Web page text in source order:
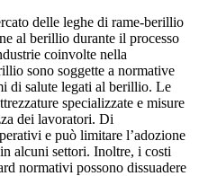
delle leghe di rame-berillio
al berillio durante il processo
coinvolte nella
sono soggette a normative
di salute legati al berillio. Le
specializzate e misure
dei lavoratori. Di
e può limitare l’adozione
alcuni settori. Inoltre, i costi
normativi possono dissuadere